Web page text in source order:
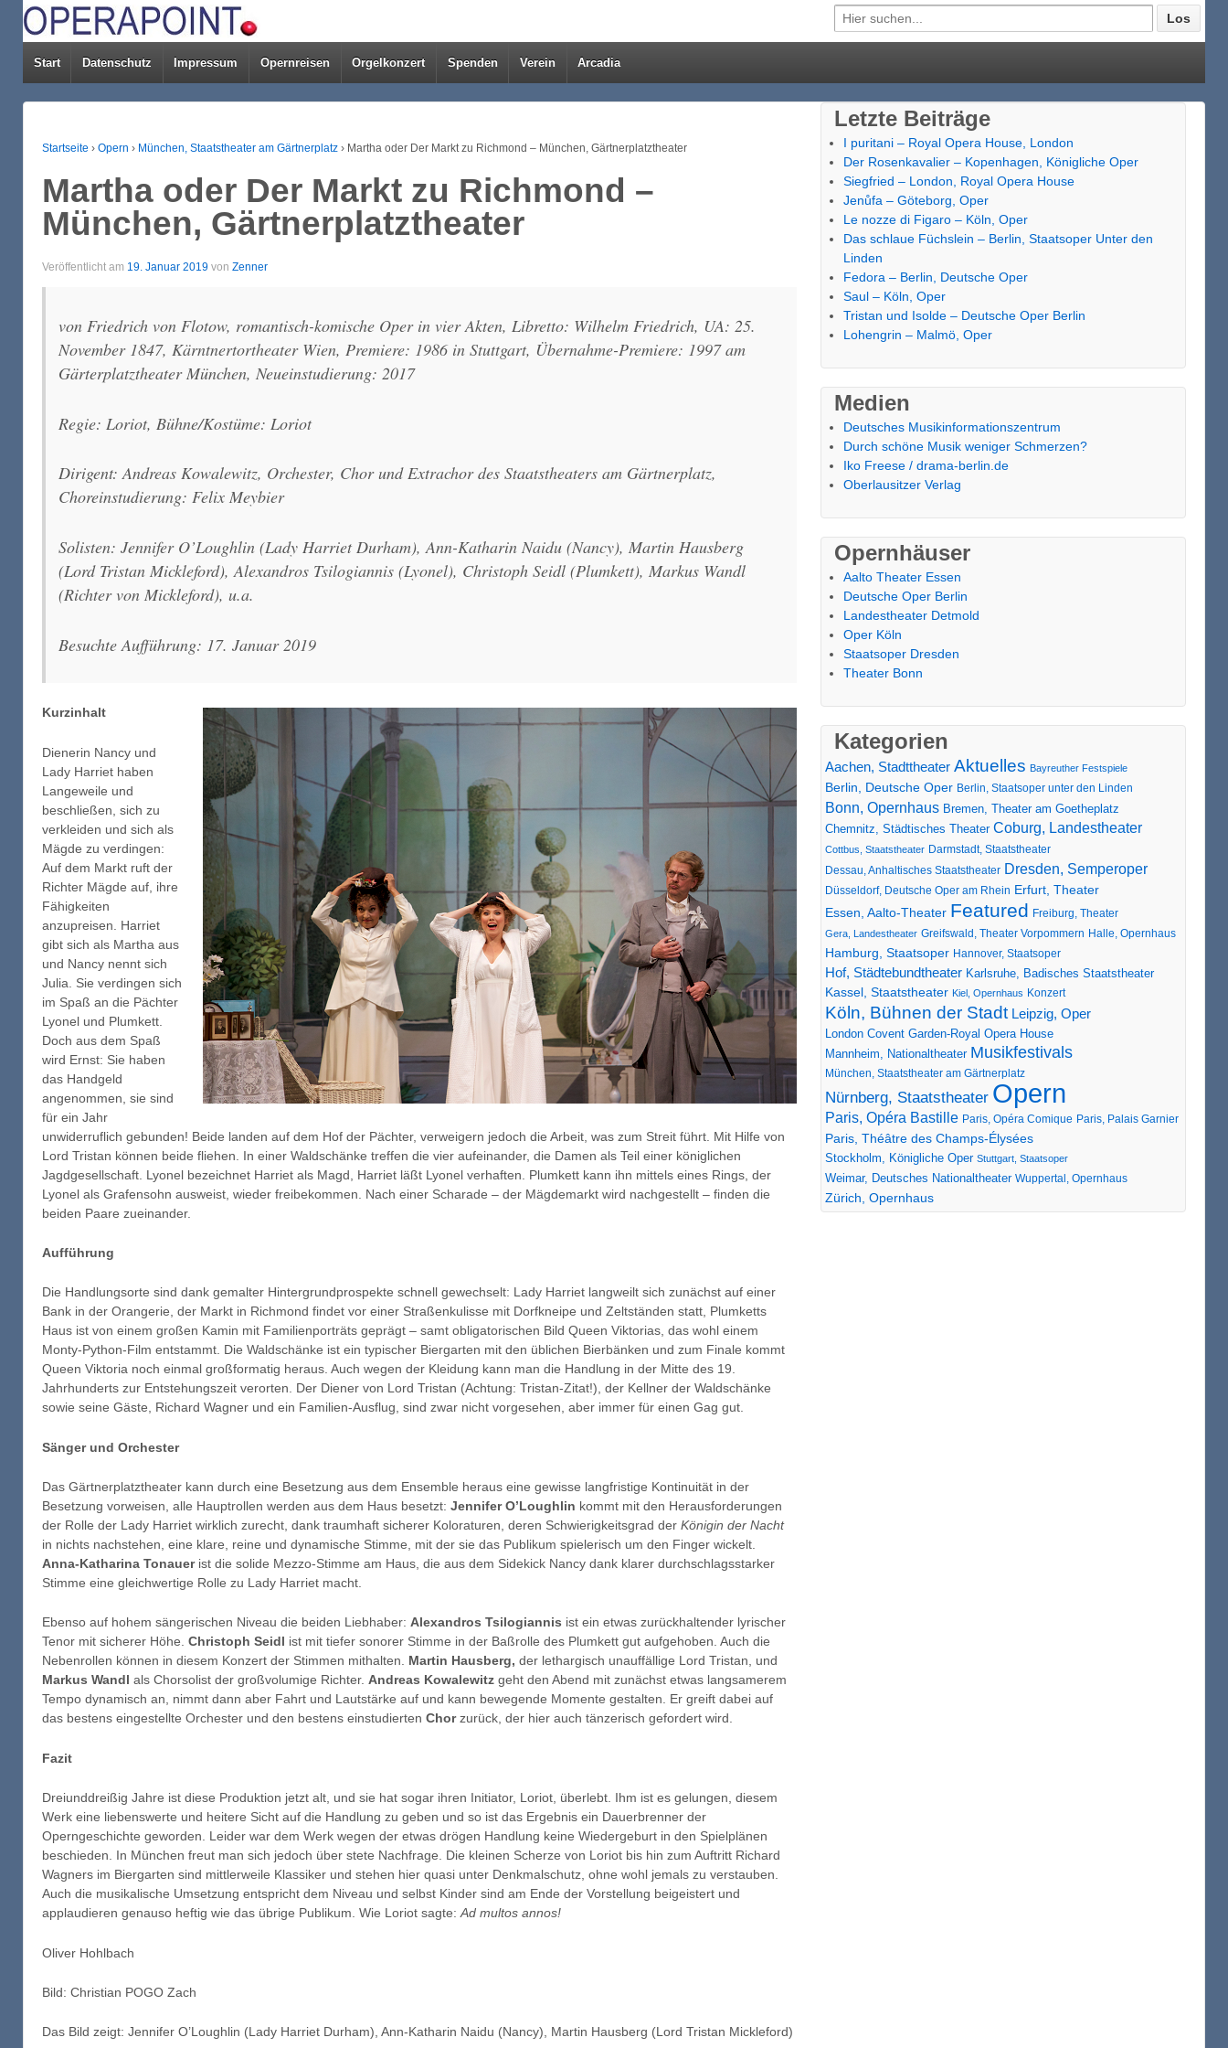
Start Datenschutz Impressum Opernreisen Orgelkonzert Spenden Verein Arcadia
Startseite › Opern › München, Staatstheater am Gärtnerplatz › Martha oder Der Markt zu Richmond – München, Gärtnerplatztheater
Martha oder Der Markt zu Richmond –
München, Gärtnerplatztheater
Veröffentlicht am 19. Januar 2019 von Zenner
von Friedrich von Flotow, romantisch-komische Oper in vier Akten, Libretto: Wilhelm Friedrich, UA: 25.
November 1847, Kärntnertortheater Wien, Premiere: 1986 in Stuttgart, Übernahme-Premiere: 1997 am
Gärterplatztheater München, Neueinstudierung: 2017
Regie: Loriot, Bühne/Kostüme: Loriot
Dirigent: Andreas Kowalewitz, Orchester, Chor und Extrachor des Staatstheaters am Gärtnerplatz,
Choreinstudierung: Felix Meybier
Solisten: Jennifer O’Loughlin (Lady Harriet Durham), Ann-Katharin Naidu (Nancy), Martin Hausberg
(Lord Tristan Mickleford), Alexandros Tsilogiannis (Lyonel), Christoph Seidl (Plumkett), Markus Wandl
(Richter von Mickleford), u.a.
Besuchte Aufführung: 17. Januar 2019
Kurzinhalt
Dienerin Nancy und
Lady Harriet haben
Langeweile und
beschließen, sich zu
verkleiden und sich als
Mägde zu verdingen:
Auf dem Markt ruft der
Richter Mägde auf, ihre
Fähigkeiten
anzupreisen. Harriet
gibt sich als Martha aus
und Nancy nennt sich
Julia. Sie verdingen sich
im Spaß an die Pächter
Lyonel und Plumkett.
Doch aus dem Spaß
wird Ernst: Sie haben
das Handgeld
angenommen, sie sind
für ein Jahr
unwiderruflich gebunden! Beide landen auf dem Hof der Pächter, verweigern jedoch die Arbeit, was zum Streit führt. Mit Hilfe von
Lord Tristan können beide fliehen. In einer Waldschänke treffen die vier aufeinander, die Damen als Teil einer königlichen
Jagdgesellschaft. Lyonel bezeichnet Harriet als Magd, Harriet läßt Lyonel verhaften. Plumkett kann ihn mittels eines Rings, der
Lyonel als Grafensohn ausweist, wieder freibekommen. Nach einer Scharade – der Mägdemarkt wird nachgestellt – finden die
beiden Paare zueinander.
Aufführung
Die Handlungsorte sind dank gemalter Hintergrundprospekte schnell gewechselt: Lady Harriet langweilt sich zunächst auf einer
Bank in der Orangerie, der Markt in Richmond findet vor einer Straßenkulisse mit Dorfkneipe und Zeltständen statt, Plumketts
Haus ist von einem großen Kamin mit Familienporträts geprägt – samt obligatorischen Bild Queen Viktorias, das wohl einem
Monty-Python-Film entstammt. Die Waldschänke ist ein typischer Biergarten mit den üblichen Bierbänken und zum Finale kommt
Queen Viktoria noch einmal großformatig heraus. Auch wegen der Kleidung kann man die Handlung in der Mitte des 19.
Jahrhunderts zur Entstehungszeit verorten. Der Diener von Lord Tristan (Achtung: Tristan-Zitat!), der Kellner der Waldschänke
sowie seine Gäste, Richard Wagner und ein Familien-Ausflug, sind zwar nicht vorgesehen, aber immer für einen Gag gut.
Sänger und Orchester
Das Gärtnerplatztheater kann durch eine Besetzung aus dem Ensemble heraus eine gewisse langfristige Kontinuität in der
Besetzung vorweisen, alle Hauptrollen werden aus dem Haus besetzt: Jennifer O’Loughlin kommt mit den Herausforderungen
der Rolle der Lady Harriet wirklich zurecht, dank traumhaft sicherer Koloraturen, deren Schwierigkeitsgrad der Königin der Nacht
in nichts nachstehen, eine klare, reine und dynamische Stimme, mit der sie das Publikum spielerisch um den Finger wickelt.
Anna-Katharina Tonauerist die solide Mezzo-Stimme am Haus, die aus dem Sidekick Nancy dank klarer durchschlagsstarker
Stimme eine gleichwertige Rolle zu Lady Harriet macht.
Ebenso auf hohem sängerischen Niveau die beiden Liebhaber: Alexandros Tsilogiannis ist ein etwas zurückhaltender lyrischer
Tenor mit sicherer Höhe. Christoph Seidl ist mit tiefer sonorer Stimme in der Baßrolle des Plumkett gut aufgehoben. Auch die
Nebenrollen können in diesem Konzert der Stimmen mithalten. Martin Hausberg, der lethargisch unauffällige Lord Tristan, und
Markus Wandl als Chorsolist der großvolumige Richter. Andreas Kowalewitz geht den Abend mit zunächst etwas langsamerem
Tempo dynamisch an, nimmt dann aber Fahrt und Lautstärke auf und kann bewegende Momente gestalten. Er greift dabei auf
das bestens eingestellte Orchester und den bestens einstudierten Chorzurück, der hier auch tänzerisch gefordert wird.
Fazit
Dreiunddreißig Jahre ist diese Produktion jetzt alt, und sie hat sogar ihren Initiator, Loriot, überlebt. Ihm ist es gelungen, diesem
Werk eine liebenswerte und heitere Sicht auf die Handlung zu geben und so ist das Ergebnis ein Dauerbrenner der
Operngeschichte geworden. Leider war dem Werk wegen der etwas drögen Handlung keine Wiedergeburt in den Spielplänen
beschieden. In München freut man sich jedoch über stete Nachfrage. Die kleinen Scherze von Loriot bis hin zum Auftritt Richard
Wagners im Biergarten sind mittlerweile Klassiker und stehen hier quasi unter Denkmalschutz, ohne wohl jemals zu verstauben.
Auch die musikalische Umsetzung entspricht dem Niveau und selbst Kinder sind am Ende der Vorstellung beigeistert und
applaudieren genauso heftig wie das übrige Publikum. Wie Loriot sagte:Ad multos annos!
Oliver Hohlbach
Bild: Christian POGO Zach
Das Bild zeigt: Jennifer O’Loughlin (Lady Harriet Durham), Ann-Katharin Naidu (Nancy), Martin Hausberg (Lord Tristan Mickleford)
Letzte Beiträge
I puritani – Royal Opera House, London
Der Rosenkavalier – Kopenhagen, Königliche Oper
Siegfried – London, Royal Opera House
Jenůfa – Göteborg, Oper
Le nozze di Figaro – Köln, Oper
Das schlaue Füchslein – Berlin, Staatsoper Unter den
Linden
Fedora – Berlin, Deutsche Oper
Saul – Köln, Oper
Tristan und Isolde – Deutsche Oper Berlin
Lohengrin – Malmö, Oper
Medien
Deutsches Musikinformationszentrum
Durch schöne Musik weniger Schmerzen?
Iko Freese / drama-berlin.de
Oberlausitzer Verlag
Opernhäuser
Aalto Theater Essen
Deutsche Oper Berlin
Landestheater Detmold
Oper Köln
Staatsoper Dresden
Theater Bonn
Kategorien
Aachen, Stadttheater Aktuelles Bayreuther Festspiele
Berlin, Deutsche Oper Berlin, Staatsoper unter den Linden
Bonn, Opernhaus Bremen, Theater am Goetheplatz
Chemnitz, Städtisches Theater Coburg, Landestheater
Cottbus, Staatstheater Darmstadt, Staatstheater
Dessau, Anhaltisches Staatstheater Dresden, Semperoper
Düsseldorf, Deutsche Oper am Rhein Erfurt, Theater
Essen, Aalto-Theater Featured Freiburg, Theater
Gera, Landestheater Greifswald, Theater Vorpommern Halle, Opernhaus
Hamburg, Staatsoper Hannover, Staatsoper
Hof, Städtebundtheater Karlsruhe, Badisches Staatstheater
Kassel, Staatstheater Kiel, Opernhaus Konzert
Köln, Bühnen der Stadt Leipzig, Oper
London Covent Garden-Royal Opera House
Mannheim, Nationaltheater Musikfestivals
München, Staatstheater am Gärtnerplatz
Nürnberg, Staatstheater Opern
Paris, Opéra Bastille Paris, Opéra Comique Paris, Palais Garnier
Paris, Théâtre des Champs-Élysées
Stockholm, Königliche Oper Stuttgart, Staatsoper
Weimar, Deutsches Nationaltheater Wuppertal, Opernhaus
Zürich, Opernhaus